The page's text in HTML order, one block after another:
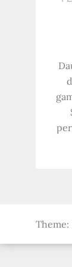
Theme: